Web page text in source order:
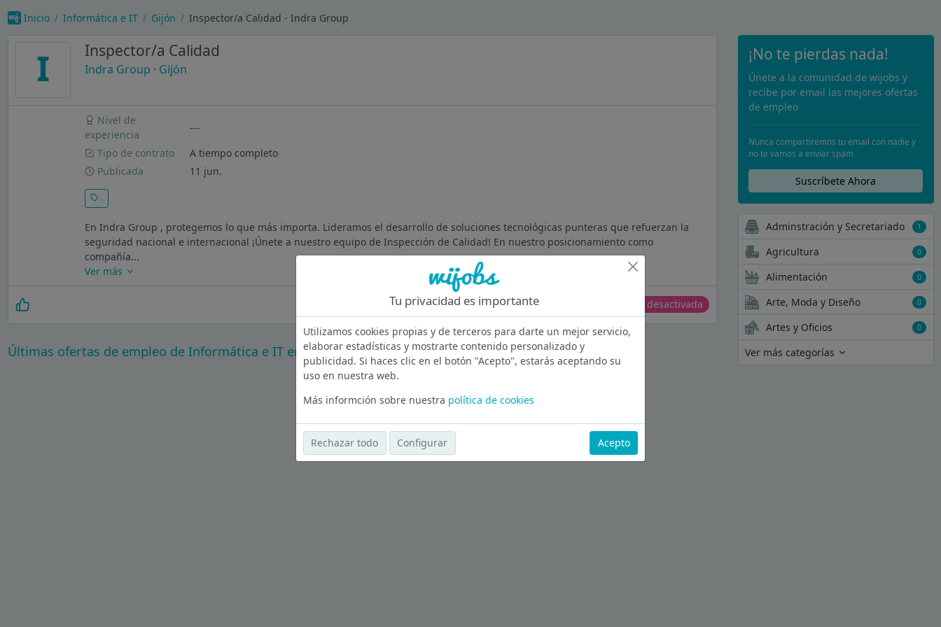
Inicio Informática e IT Gijón Inspector/a Calidad - Indra Group
I Inspector/a Calidad
Indra Group · Gijón
Nivel de
experiencia
---
Tipo de contrato
A tiempo completo
Publicada
11 jun.
.
En Indra Group , protegemos lo que más importa. Lideramos el desarrollo de soluciones tecnológicas punteras que refuerzan la
seguridad nacional e internacional ¡Únete a nuestro equipo de Inspección de Calidad! En nuestro posicionamiento como
compañía...
Ver más
Oferta desactivada
Últimas ofertas de empleo de Informática e IT en Asturias
Ver más ofertas
¡No te pierdas nada!
Únete a la comunidad de wijobs y
recibe por email las mejores ofertas
de empleo
Nunca compartiremos tu email con nadie y
no te vamos a enviar spam
Suscríbete Ahora
Adminstración y Secretariado 1
Agricultura 0
Alimentación 0
Arte, Moda y Diseño 0
Artes y Oficios 0
Ver más categorías
Tu privacidad es importante
Utilizamos cookies propias y de terceros para darte un mejor servicio,
elaborar estadísticas y mostrarte contenido personalizado y
publicidad. Si haces clic en el botón "Acepto", estarás aceptando su
uso en nuestra web.
Más informción sobre nuestra política de cookies
Rechazar todo Configurar Acepto